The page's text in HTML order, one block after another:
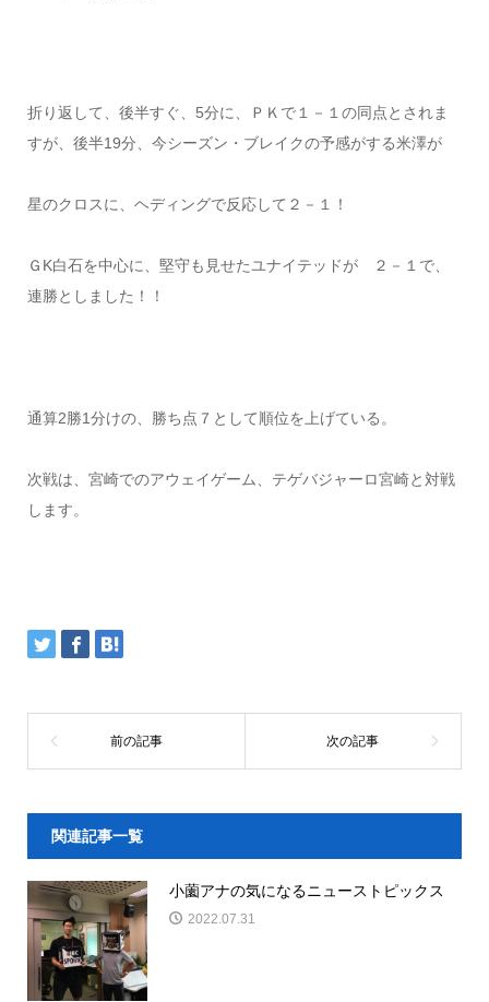
折り返して、後半すぐ、5分に、ＰＫで１－１の同点とされま
すが、後半19分、今シーズン・ブレイクの予感がする米澤が
星のクロスに、ヘディングで反応して２－１！
ＧK白石を中心に、堅守も見せたユナイテッドが ２－１で、
連勝としました！！
通算2勝1分けの、勝ち点７として順位を上げている。
次戦は、宮崎でのアウェイゲーム、テゲバジャーロ宮崎と対戦
します。
関連記事一覧
小薗アナの気になるニューストピックス
2022.07.31